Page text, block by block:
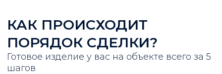
КАК ПРОИСХОДИТ
ПОРЯДОК СДЕЛКИ?
Готовое изделие у вас на объекте всего за 5
шагов